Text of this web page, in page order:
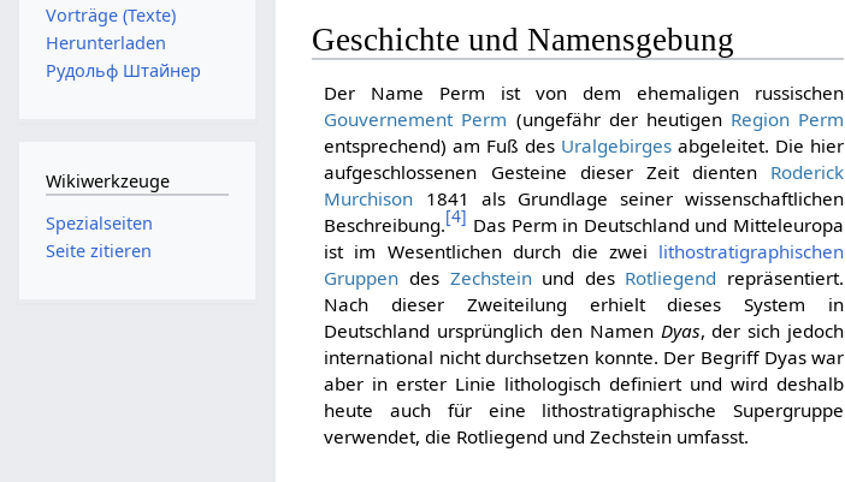
Geschichte und Namensgebung
Der Name Perm ist von dem ehemaligen russischen
Gouvernement Perm (ungefähr der heutigen Region Perm
entsprechend) am Fuß des Uralgebirges abgeleitet. Die hier
aufgeschlossenen Gesteine dieser Zeit dienten Roderick
Murchison 1841 als Grundlage seiner wissenschaftlichen
Beschreibung.[4] Das Perm in Deutschland und Mitteleuropa
ist im Wesentlichen durch die zwei lithostratigraphischen
Gruppen des Zechsteinund des Rotliegend repräsentiert.
Nach dieser Zweiteilung erhielt dieses System in
Deutschland ursprünglich den Namen Dyas, der sich jedoch
international nicht durchsetzen konnte. Der Begriff Dyas war
aber in erster Linie lithologisch definiert und wird deshalb
heute auch für eine lithostratigraphische Supergruppe
verwendet, die Rotliegend und Zechstein umfasst.
Vorträge (Texte)
Herunterladen
Рудольф Штайнер
Wikiwerkzeuge
Spezialseiten
Seite zitieren